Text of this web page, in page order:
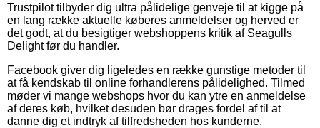
Trustpilot tilbyder dig ultra pålidelige genveje til at kigge på
en lang række aktuelle køberes anmeldelser og herved er
det godt, at du besigtiger webshoppens kritik af Seagulls
Delight før du handler.
Facebook giver dig ligeledes en række gunstige metoder til
at få kendskab til online forhandlerens pålidelighed. Tilmed
møder vi mange webshops hvor du kan ytre en anmeldelse
af deres køb, hvilket desuden bør drages fordel af til at
danne dig et indtryk af tilfredsheden hos kunderne.